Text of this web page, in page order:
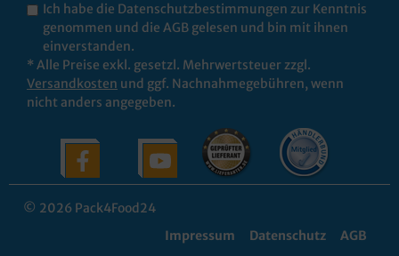
Ich habe die Datenschutzbestimmungen zur Kenntnis
genommen und die AGB gelesen und bin mit ihnen
einverstanden.
* Alle Preise exkl. gesetzl. Mehrwertsteuer zzgl.
Versandkosten und ggf. Nachnahmegebühren, wenn
nicht anders angegeben.
© 2026 Pack4Food24
Impressum
Datenschutz AGB